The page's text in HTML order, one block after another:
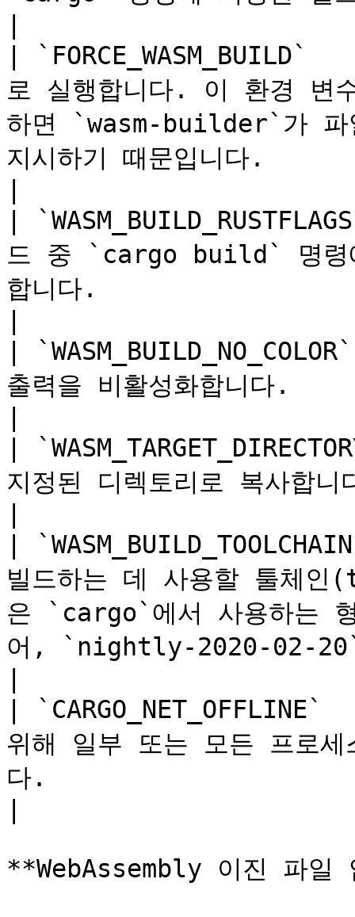
|
로 실행합니다. 이 환경 변
하면 `wasm-builder`가 파
지시하기 때문입니다.
|
드 중 `cargo build` 명령에
합니다.
|
출력을 비활성화합니다.
|
지정된 디렉토리로 복사합
|
빌드하는 데 사용할 툴체
은 `cargo`에서 사용하는
어, `nightly-2020-02-20`
|
위해 일부 또는 모든 프로세
다.
**WebAssembly 이진 파